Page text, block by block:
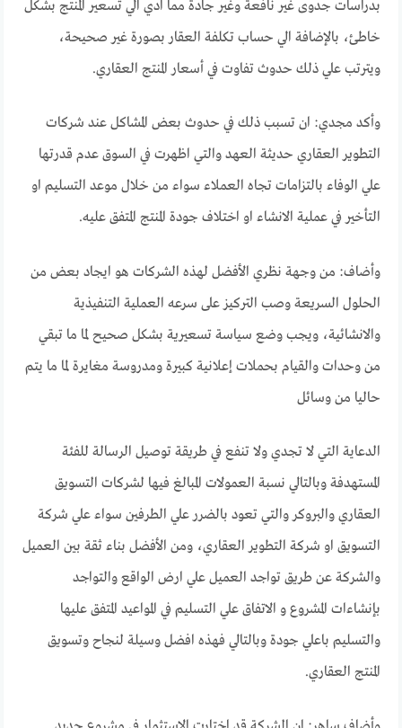
بدراسات جدوى غير نافعة وغير جادة مما ادي الي تسعير المنتج بشكل
خاطئ، بالإضافة الي حساب تكلفة العقار بصورة غير صحيحة،
ويترتب علي ذلك حدوث تفاوت في أسعار المنتج العقاري.
وأكد مجدي: ان تسبب ذلك في حدوث بعض المشاكل عند شركات
التطوير العقاري حديثة العهد والتي اظهرت في السوق عدم قدرتها
علي الوفاء بالتزامات تجاه العملاء سواء من خلال موعد التسليم او
التأخير في عملية الانشاء او اختلاف جودة المنتج المتفق عليه.
وأضاف: من وجهة نظري الأفضل لهذه الشركات هو ايجاد بعض من
الحلول السريعة وصب التركيز على سرعه العملية التنفيذية
والانشائية، ويجب وضع سياسة تسعيرية بشكل صحيح لما ما تبقي
من وحدات والقيام بحملات إعلانية كبيرة ومدروسة مغايرة لما ما يتم
حاليا من وسائل
الدعاية التي لا تجدي ولا تنفع في طريقة توصيل الرسالة للفئة
المستهدفة وبالتالي نسبة العمولات المبالغ فيها لشركات التسويق
العقاري والبروكر والتي تعود بالضرر علي الطرفين سواء علي شركة
التسويق او شركة التطوير العقاري، ومن الأفضل بناء ثقة بين العميل
والشركة عن طريق تواجد العميل علي ارض الواقع والتواجد
بإنشاءات المشروع و الاتفاق علي التسليم في المواعيد المتفق عليها
والتسليم باعلي جودة وبالتالي فهذه افضل وسيلة لنجاح وتسويق
المنتج العقاري.